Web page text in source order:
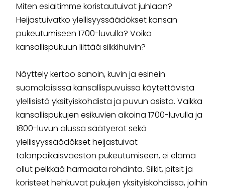
Miten esiäitimme koristautuivat juhlaan?
Heijastuivatko ylellisyyssäädökset kansan
pukeutumiseen 1700-luvulla? Voiko
kansallispukuun liittää silkkihuivin?
Näyttely kertoo sanoin, kuvin ja esinein
suomalaisissa kansallispuvuissa käytettävistä
ylellisistä yksityiskohdista ja puvun osista. Vaikka
kansallispukujen esikuvien aikoina 1700-luvulla ja
1800-luvun alussa säätyerot sekä
ylellisyyssäädökset heijastuivat
talonpoikaisväestön pukeutumiseen, ei elämä
ollut pelkkää harmaata rohdinta. Silkit, pitsit ja
koristeet hehkuvat pukujen yksityiskohdissa, joihin